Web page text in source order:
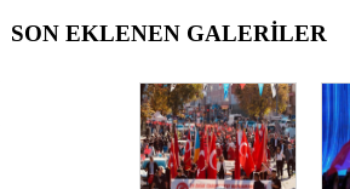
SON EKLENEN GALERİLER